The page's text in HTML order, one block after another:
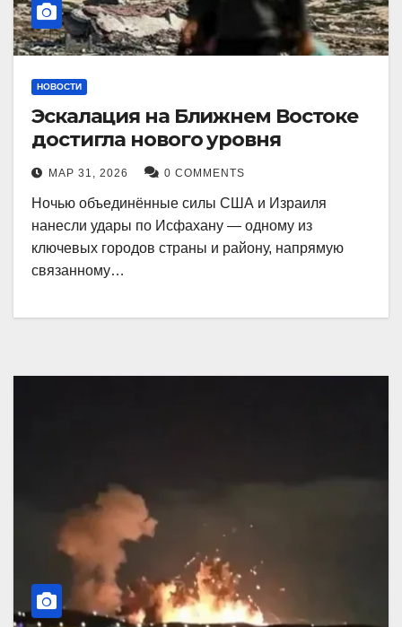
НОВОСТИ
Эскалация на Ближнем Востоке
достигла нового уровня
МАР 31, 2026 0 COMMENTS
Ночью объединённые силы США и Израиля
нанесли удары по Исфахану — одному из
ключевых городов страны и району, напрямую
связанному…